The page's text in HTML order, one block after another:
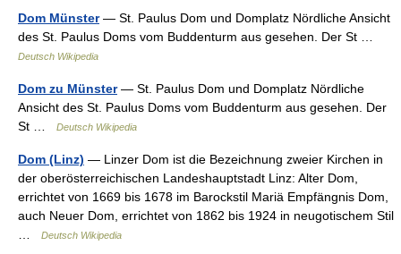
Dom Münster— St. Paulus Dom und Domplatz Nördliche Ansicht
des St. Paulus Doms vom Buddenturm aus gesehen. Der St …
Deutsch Wikipedia
Dom zu Münster— St. Paulus Dom und Domplatz Nördliche
Ansicht des St. Paulus Doms vom Buddenturm aus gesehen. Der
St …
Deutsch Wikipedia
Dom (Linz) — Linzer Dom ist die Bezeichnung zweier Kirchen in
der oberösterreichischen Landeshauptstadt Linz: Alter Dom,
errichtet von 1669 bis 1678 im Barockstil Mariä Empfängnis Dom,
auch Neuer Dom, errichtet von 1862 bis 1924 in neugotischem Stil
Deutsch Wikipedia